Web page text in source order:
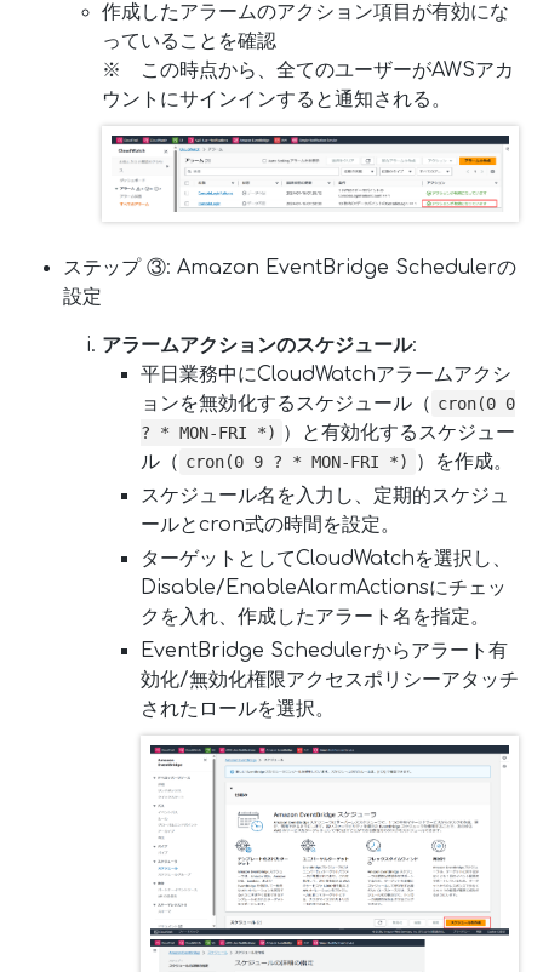
作成したアラームのアクション項目が有効にな
っていることを確認
※ この時点から、全てのユーザーがAWSアカ
ウントにサインインすると通知される。
ステップ ③: Amazon EventBridge Schedulerの
設定
アラームアクションのスケジュール:
平日業務中にCloudWatchアラームアクシ
ョンを無効化するスケジュール（ cron(0 0
? * MON-FRI *) ）と有効化するスケジュー
ル（ cron(0 9 ? * MON-FRI *)
）を作成。
スケジュール名を入力し、定期的スケジュ
ールとcron式の時間を設定。
ターゲットとしてCloudWatchを選択し、
Disable/EnableAlarmActionsにチェッ
クを入れ、作成したアラート名を指定。
EventBridge Schedulerからアラート有
効化/無効化権限アクセスポリシーアタッチ
されたロールを選択。